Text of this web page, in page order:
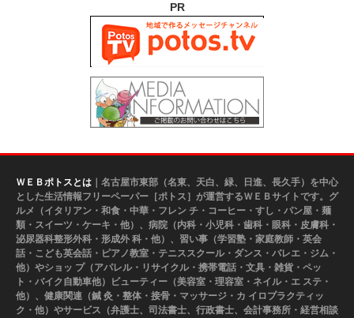
PR
ＷＥＢポトスとは ｜名古屋市東部（名東、天白、緑、日進、長久手）を中心
とした生活情報フリーペーパー［ポトス］が運営するＷＥＢサイトです。グ
ルメ（イタリアン・和食・中華・フレン チ・コーヒー・すし・パン屋・麺
類・スイーツ・ケーキ・他）、病院（内科・小児科・歯科・眼科・皮膚科・
泌尿器科整形外科・形成外 科・他）、習い事（学習塾・家庭教師・英会
話・こども英会話・ピアノ教室・テニススクール・ダンス・バレエ・ジム・
他）やショッ プ（アパレル・リサイクル・携帯電話・文具・雑貨・ペッ
ト・バイク自動車他）ビューティー（美容室・理容室・ネイル・エ ステ・
他）、健康関連（鍼 灸・整体・接骨・マッサージ・カ イロプラクティッ
ク・他）やサービス（弁護士、司法書士、行政書士、会計事務所・経営相談